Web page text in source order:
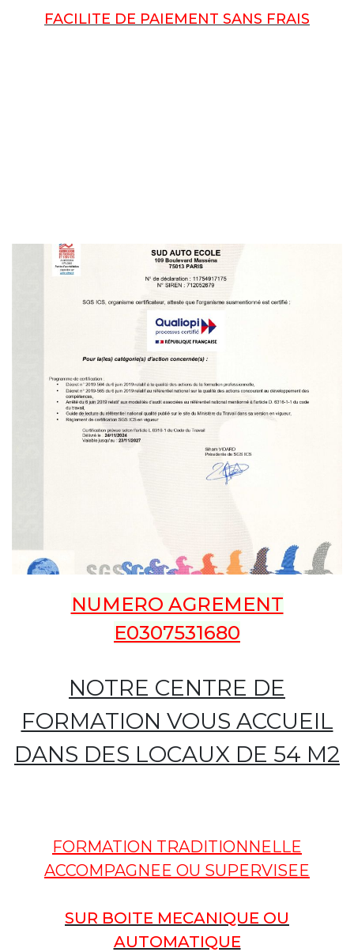
FACILITE DE PAIEMENT SANS FRAIS
NUMERO AGREMENT
E0307531680
NOTRE CENTRE DE
FORMATION VOUS ACCUEIL
DANS DES LOCAUX DE 54 M2
FORMATION TRADITIONNELLE
ACCOMPAGNEE OU SUPERVISEE
SUR BOITE MECANIQUE OU
AUTOMATIQUE